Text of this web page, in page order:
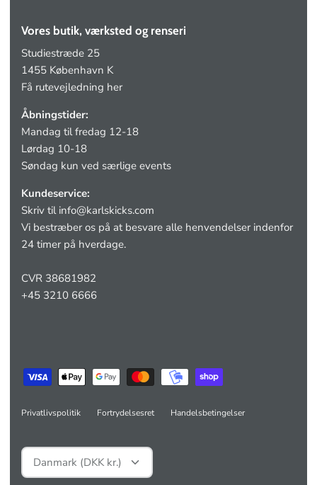
Vores butik, værksted og renseri
Studiestræde 25
1455 København K
Få rutevejledning her
Åbningstider:
Mandag til fredag 12-18
Lørdag 10-18
Søndag kun ved særlige events
Kundeservice:
Skriv til info@karlskicks.com
Vi bestræber os på at besvare alle henvendelser indenfor
24 timer på hverdage.
CVR 38681982
+45 3210 6666
Privatlivspolitik Fortrydelsesret Handelsbetingelser
Valuta
Danmark (DKK kr.)